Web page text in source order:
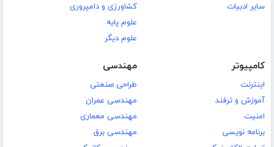
سایر ادبیات
کشاورزی و دامپروری
علوم پایه
علوم دیگر
کامپیوتر
اینترنت
آموزش و ترفند
امنیت
برنامه نویسی
مهندسی
طراحی صنعتی
مهندسی عمران
مهندسی معماری
مهندسی برق